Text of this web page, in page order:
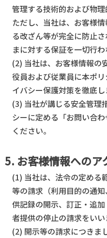
管理する技術的および物理
ただし、当社は、お客様
る改ざん等が完全に防止
まに対する保証を一切行わ
(2) 当社は、お客様情報の
役員および従業員に本ポ
イバシー保護対策を徹底し
(3) 当社が講じる安全管理
シーに定める「お問い合
ください。
5. お客様情報へのア
(1) 当社は、法令の定める
等の請求（利用目的の通
供記録の開示、訂正・追
者提供の停止の請求をいい
(2) 開示等の請求につきま